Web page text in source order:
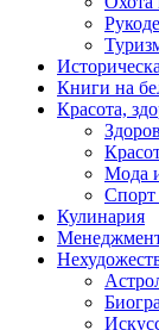
Книги на
Красота,
Мода
Спорт
Кулинария